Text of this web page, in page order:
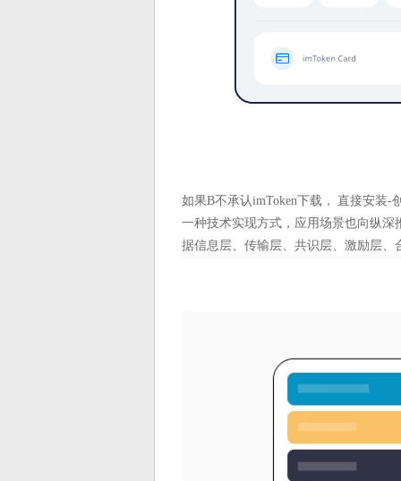
如果B不承认imToken下载， 直接安装-
一种技术实现方式，应用场景也向纵深
据信息层、传输层、共识层、激励层